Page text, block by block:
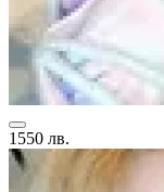
1550 лв.